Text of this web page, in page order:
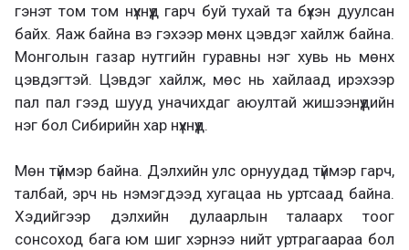
гэнэт том том нүхнүүд гарч буй тухай та бүхэн дуулсан
байх. Яаж байна вэ гэхээр мөнх цэвдэг хайлж байна.
Монголын газар нутгийн гуравны нэг хувь нь мөнх
цэвдэгтэй. Цэвдэг хайлж, мөс нь хайлаад ирэхээр
пал пал гээд шууд уначихдаг аюултай жишээнүүдийн
нэг бол Сибирийн хар нүхнүүд.
Мөн түймэр байна. Дэлхийн улс орнуудад түймэр гарч,
талбай, эрч нь нэмэгдээд хугацаа нь уртсаад байна.
Хэдийгээр дэлхийн дулаарлын талаарх тоог
сонсоход бага юм шиг хэрнээ нийт уртрагаараа бол